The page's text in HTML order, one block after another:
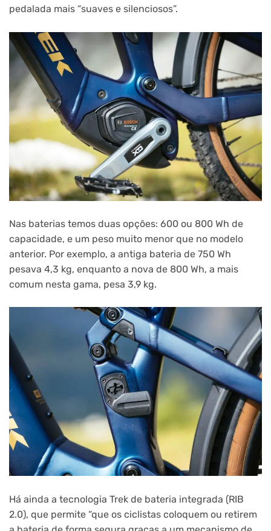
pedalada mais “suaves e silenciosos”.
Nas baterias temos duas opções: 600 ou 800 Wh de
capacidade, e um peso muito menor que no modelo
anterior. Por exemplo, a antiga bateria de 750 Wh
pesava 4,3 kg, enquanto a nova de 800 Wh, a mais
comum nesta gama, pesa 3,9 kg.
Há ainda a tecnologia Trek de bateria integrada (RIB
2.0), que permite “que os ciclistas coloquem ou retirem